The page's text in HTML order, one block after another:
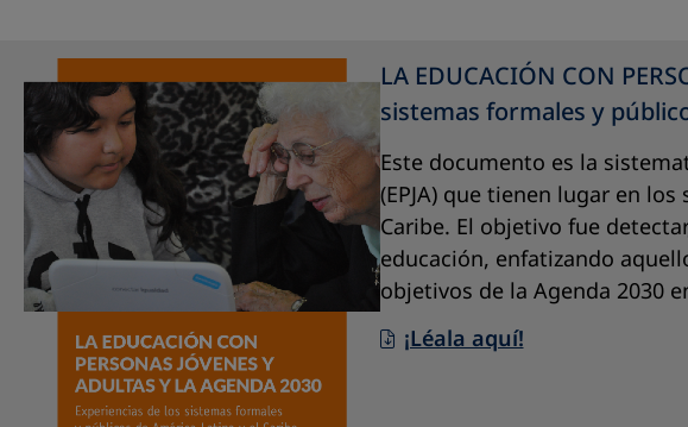
LA EDUCACIÓN CON
sistemas formales y
Este documento es la
(EPJA) que tienen lugar en
Caribe. El objetivo fue
educación, enfatizando
objetivos de la Agenda 2030
¡Léala aquí!